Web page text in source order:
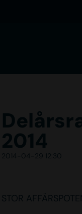
2014
2014-04-29 12:30
STOR